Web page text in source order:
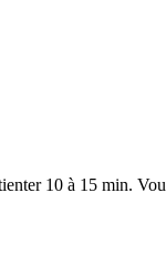
10 à 15 min.